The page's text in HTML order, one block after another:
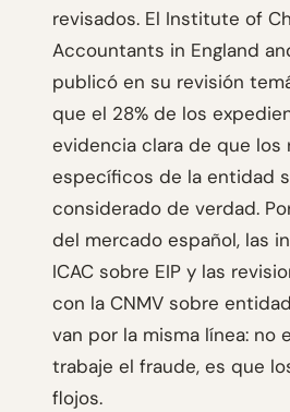
revisados. El Institute of
Accountants in England
publicó en su revisión
que el 28% de los
evidencia clara de que los
específicos de la entidad
considerado de verdad.
del mercado español, las
ICAC sobre EIP y las
con la CNMV sobre
van por la misma línea: no
trabaje el fraude, es que
flojos.